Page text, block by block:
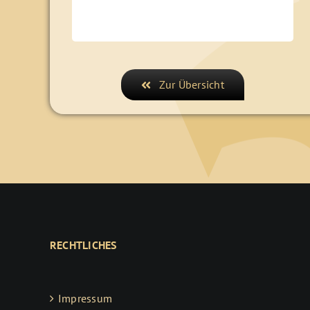
Zur Übersicht
RECHTLICHES
Impressum